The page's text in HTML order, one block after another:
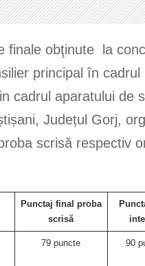
finale obţinute la
principal în
cadrul aparatului de
Județul Gorj,
scrisă respectiv
Punctaj final proba
scrisă
79 puncte 90